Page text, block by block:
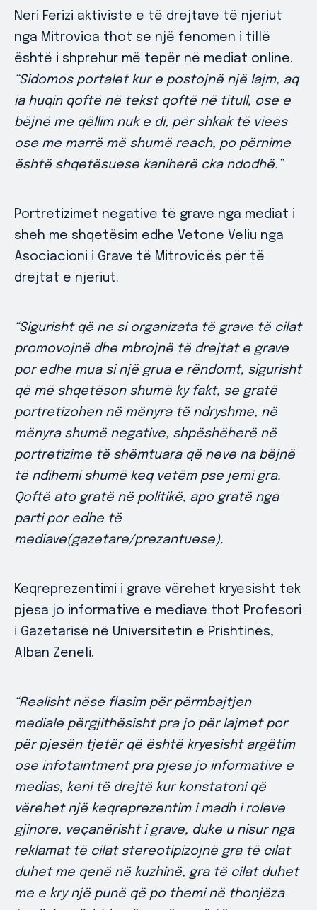
Neri Ferizi aktiviste e të drejtave të njeriut
nga Mitrovica thot se një fenomen i tillë
është i shprehur më tepër në mediat online.
“Sidomos portalet kur e postojnë një lajm, aq
ia huqin qoftë në tekst qoftë në titull, ose e
bëjnë me qëllim nuk e di, për shkak të vieës
ose me marrë më shumë reach, po përnime
është shqetësuese kaniherë cka ndodhë.”
Portretizimet negative të grave nga mediat i
sheh me shqetësim edhe Vetone Veliu nga
Asociacioni i Grave të Mitrovicës për të
drejtat e njeriut.
“Sigurisht që ne si organizata të grave të cilat
promovojnë dhe mbrojnë të drejtat e grave
por edhe mua si një grua e rëndomt, sigurisht
që më shqetëson shumë ky fakt, se gratë
portretizohen në mënyra të ndryshme, në
mënyra shumë negative, shpëshëherë në
portretizime të shëmtuara që neve na bëjnë
të ndihemi shumë keq vetëm pse jemi gra.
Qoftë ato gratë në politikë, apo gratë nga
parti por edhe të
mediave(gazetare/prezantuese).
Keqreprezentimi i grave vërehet kryesisht tek
pjesa jo informative e mediave thot Profesori
i Gazetarisë në Universitetin e Prishtinës,
Alban Zeneli.
“Realisht nëse flasim për përmbajtjen
mediale përgjithësisht pra jo për lajmet por
për pjesën tjetër që është kryesisht argëtim
ose infotaintment pra pjesa jo informative e
medias, keni të drejtë kur konstatoni që
vërehet një keqreprezentim i madh i roleve
gjinore, veçanërisht i grave, duke u nisur nga
reklamat të cilat stereotipizojnë gra të cilat
duhet me qenë në kuzhinë, gra të cilat duhet
me e kry një punë që po themi në thonjëza